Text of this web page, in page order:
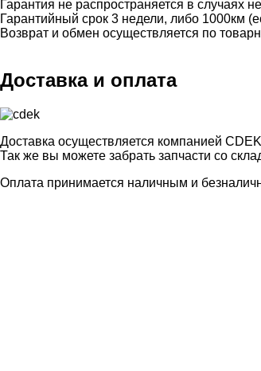
Гарантия не распространяется в случаях
Гарантийный срок 3 недели, либо 1000км
Возврат и обмен осуществляется по
Доставка и оплата
Доставка осуществляется компанией
Так же вы можете забрать запчасти со
Оплата принимается наличным и